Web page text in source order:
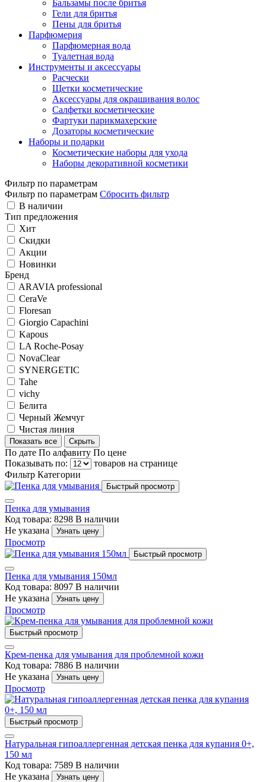
Бальзамы после бритья
Гели для бритья
Пены для бритья
Парфюмерия
Парфюмерная вода
Туалетная вода
Инструменты и аксессуары
Расчески
Щетки косметические
Аксессуары для окрашивания волос
Салфетки косметические
Фартуки парикмахерские
Дозаторы косметические
Наборы и подарки
Косметические наборы для ухода
Наборы декоративной косметики
Фильтр по параметрам
Фильтр по параметрам Сбросить фильтр
В наличии
Тип предложения
Хит
Скидки
Акции
Новинки
Бренд
ARAVIA professional
CeraVe
Floresan
Giorgio Capachini
Kapous
LA Roche-Posay
NovaClear
SYNERGETIC
Tahe
vichy
Белита
Черный Жемчуг
Чистая линия
Показать все Скрыть
По дате По алфавиту По цене
Показывать по:
товаров на странице
Фильтр Категории
Быстрый просмотр
Пенка для умывания
Код товара: 8298 В наличии
Не указана
Узнать цену
Просмотр
Быстрый просмотр
Пенка для умывания 150мл
Код товара: 8097 В наличии
Не указана
Узнать цену
Просмотр
Быстрый просмотр
Крем-пенка для умывания для проблемной кожи
Код товара: 7886 В наличии
Не указана
Узнать цену
Просмотр
Быстрый просмотр
Натуральная гипоаллергенная детская пенка для купания 0+,
150 мл
Код товара: 7589 В наличии
Не указана
Узнать цену